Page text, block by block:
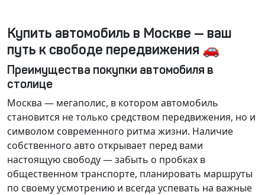
Купить автомобиль в Москве — ваш
путь к свободе передвижения 🚗
Преимущества покупки автомобиля в
столице
Москва — мегаполис, в котором автомобиль
становится не только средством передвижения, но и
символом современного ритма жизни. Наличие
собственного авто открывает перед вами
настоящую свободу — забыть о пробках в
общественном транспорте, планировать маршруты
по своему усмотрению и всегда успевать на важные